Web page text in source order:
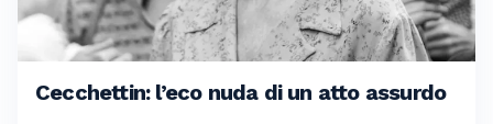
Cecchettin: l’eco nuda di un atto assurdo